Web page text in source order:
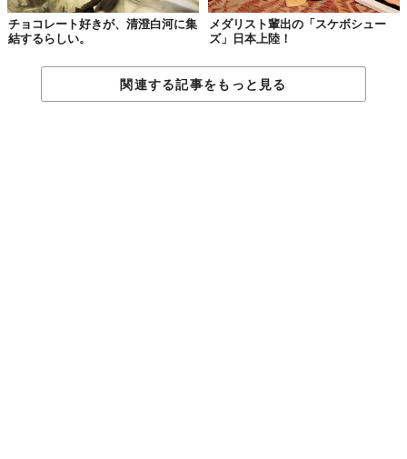
チョコレート好きが、清澄白河に集
結するらしい。
メダリスト輩出の「スケボシュー
ズ」日本上陸！
関連する記事をもっと見る